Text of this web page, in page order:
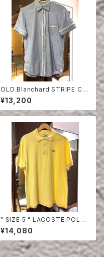
OLD Blanchard STRIPE CO
TTON HALF SLEEVE SHIRT
¥13,200
" SIZE 5 " LACOSTE POLO
SHIRT YELLOW
¥14,080